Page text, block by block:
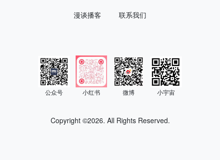
漫谈播客 联系我们
公众号 小红书 微博 小宇宙
Copyright ©2026. All Rights Reserved.